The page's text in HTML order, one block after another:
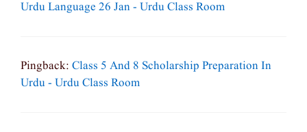
Urdu Language 26 Jan - Urdu Class Room
Pingback: Class 5 And 8 Scholarship Preparation In
Urdu - Urdu Class Room